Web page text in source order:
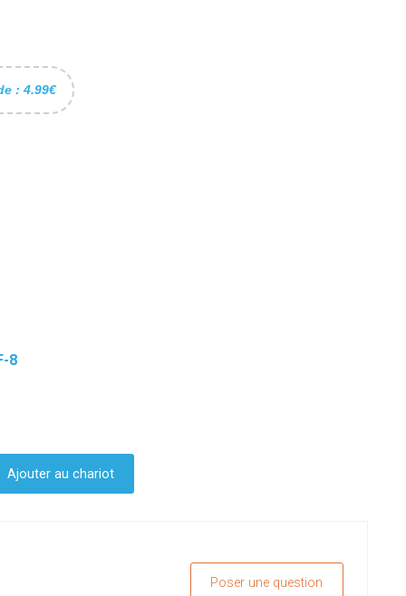
: 4.99€
8
Ajouter au chariot
Poser une question